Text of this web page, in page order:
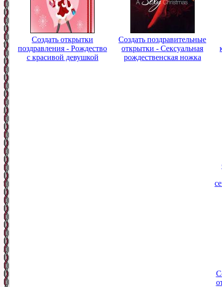
Создать открытки
поздравления - Рождество
с красивой девушкой
Создать поздравительные
открытки - Сексуальная
рождественская ножка